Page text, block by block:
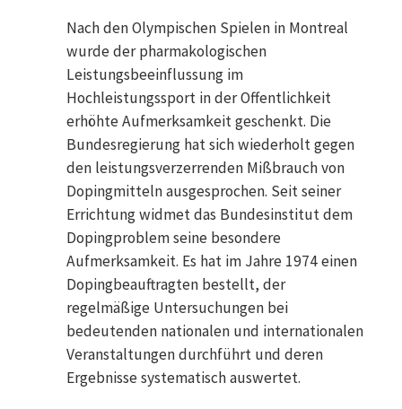
Nach den Olympischen Spielen in Montreal
wurde der pharmakologischen
Leistungsbeeinflussung im
Hochleistungssport in der Offentlichkeit
erhöhte Aufmerksamkeit geschenkt. Die
Bundesregierung hat sich wiederholt gegen
den leistungsverzerrenden Mißbrauch von
Dopingmitteln ausgesprochen. Seit seiner
Errichtung widmet das Bundesinstitut dem
Dopingproblem seine besondere
Aufmerksamkeit. Es hat im Jahre 1974 einen
Dopingbeauftragten bestellt, der
regelmäßige Untersuchungen bei
bedeutenden nationalen und internationalen
Veranstaltungen durchführt und deren
Ergebnisse systematisch auswertet.